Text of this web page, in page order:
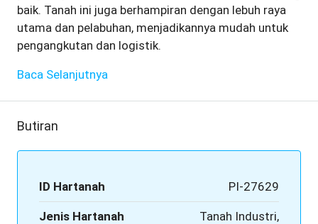
baik. Tanah ini juga berhampiran dengan lebuh raya
utama dan pelabuhan, menjadikannya mudah untuk
pengangkutan dan logistik.
Baca Selanjutnya
Butiran
ID Hartanah PI-27629
Jenis Hartanah
Tanah Industri,